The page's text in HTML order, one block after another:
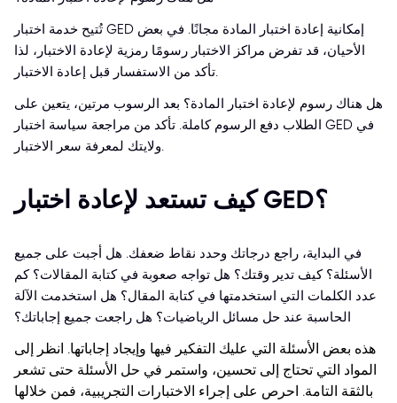
تُتيح خدمة اختبار GED إمكانية إعادة اختبار المادة مجانًا. في بعض
الأحيان، قد تفرض مراكز الاختبار رسومًا رمزية لإعادة الاختبار، لذا
تأكد من الاستفسار قبل إعادة الاختبار.
هل هناك رسوم لإعادة اختبار المادة؟ بعد الرسوب مرتين، يتعين على
الطلاب دفع الرسوم كاملة. تأكد من مراجعة سياسة اختبار GED في
ولايتك لمعرفة سعر الاختبار.
كيف تستعد لإعادة اختبار GED؟
في البداية، راجع درجاتك وحدد نقاط ضعفك. هل أجبت على جميع
الأسئلة؟ كيف تدير وقتك؟ هل تواجه صعوبة في كتابة المقالات؟ كم
عدد الكلمات التي استخدمتها في كتابة المقال؟ هل استخدمت الآلة
الحاسبة عند حل مسائل الرياضيات؟ هل راجعت جميع إجاباتك؟
هذه بعض الأسئلة التي عليك التفكير فيها وإيجاد إجاباتها. انظر إلى
المواد التي تحتاج إلى تحسين، واستمر في حل الأسئلة حتى تشعر
بالثقة التامة. احرص على إجراء الاختبارات التجريبية، فمن خلالها